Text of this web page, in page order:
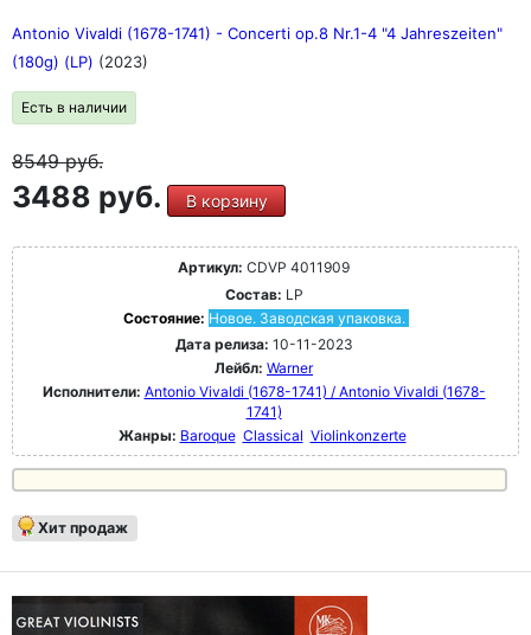
Antonio Vivaldi (1678-1741) - Concerti op.8 Nr.1-4 "4 Jahreszeiten"
(180g) (LP) (2023)
Есть в наличии
8549руб.
3488 руб. В корзину
Артикул: CDVP 4011909
Состав: LP
Состояние: Новое. Заводская упаковка.
Дата релиза: 10-11-2023
Лейбл: Warner
Исполнители: Antonio Vivaldi (1678-1741) / Antonio Vivaldi (1678-
1741)
Жанры: Baroque Classical Violinkonzerte
Хит продаж